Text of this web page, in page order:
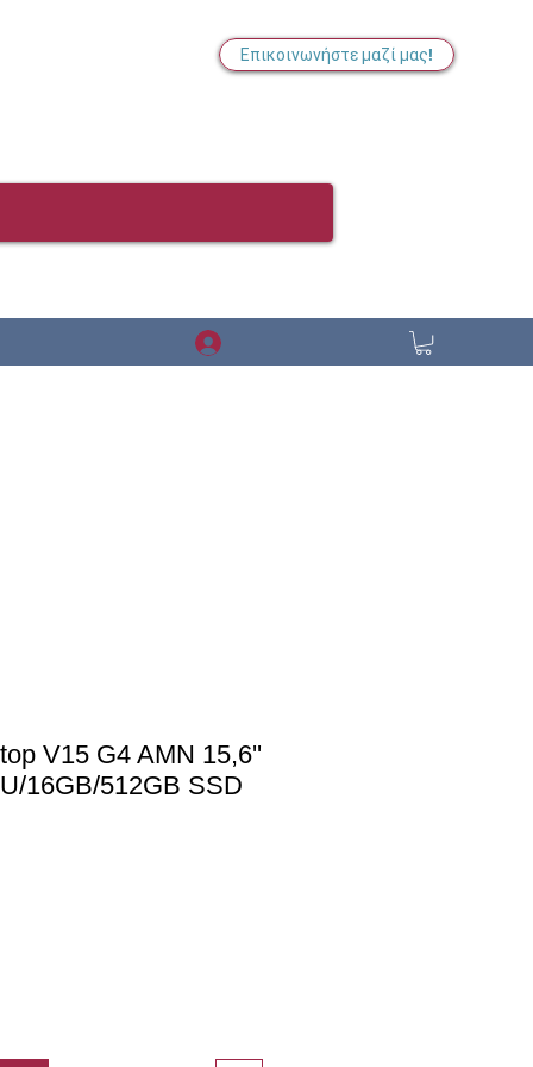
Επικοινωνήστε μαζί μας!
V15 G4 AMN 15,6''
16GB/512GB SSD